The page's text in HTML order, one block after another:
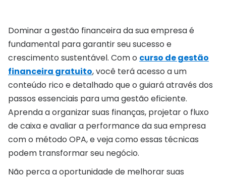
Dominar a gestão financeira da sua empresa é
fundamental para garantir seu sucesso e
crescimento sustentável. Com o curso de gestão
financeira gratuito, você terá acesso a um
conteúdo rico e detalhado que o guiará através dos
passos essenciais para uma gestão eficiente.
Aprenda a organizar suas finanças, projetar o fluxo
de caixa e avaliar a performance da sua empresa
com o método OPA, e veja como essas técnicas
podem transformar seu negócio.
Não perca a oportunidade de melhorar suas